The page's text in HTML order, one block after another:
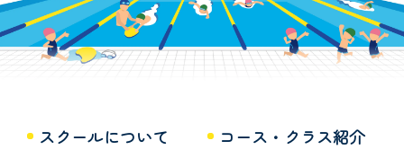
スクールについて
コース・クラス紹介